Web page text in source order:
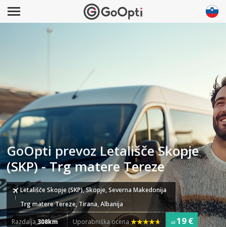
GoOpti prevoz Letališče Skopje
(SKP) - Trg matere Tereze
Letališče Skopje (SKP), Skopje, Severna Makedonija
Trg matere Tereze, Tirana, Albanija
Razdalja308km Uporabniška ocena od 19 €